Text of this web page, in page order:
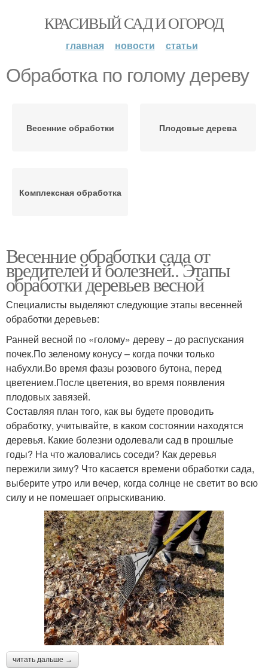
КРАСИВЫЙ САД И ОГОРОД
главная новости статьи
Обработка по голому дереву
Весенние обработки Плодовые дерева
Комплексная обработка
Весенние обработки сада от
вредителей и болезней.. Этапы
обработки деревьев весной
Специалисты выделяют следующие этапы весенней
обработки деревьев:
Ранней весной по «голому» дереву – до распускания
почек.По зеленому конусу – когда почки только
набухли.Во время фазы розового бутона, перед
цветением.После цветения, во время появления
плодовых завязей.
Составляя план того, как вы будете проводить
обработку, учитывайте, в каком состоянии находятся
деревья. Какие болезни одолевали сад в прошлые
годы? На что жаловались соседи? Как деревья
пережили зиму? Что касается времени обработки сада,
выберите утро или вечер, когда солнце не светит во всю
силу и не помешает опрыскиванию.
читать дальше →